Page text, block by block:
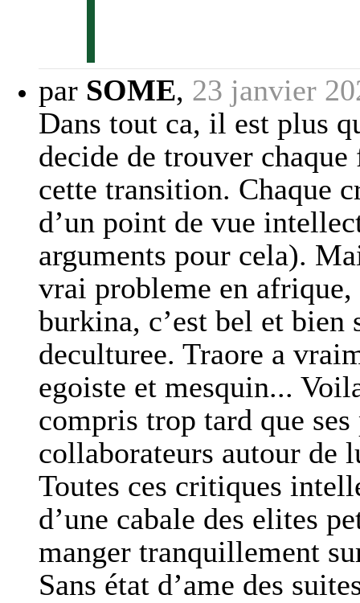
par SOME, 23 janvier
Dans tout ca, il est plus
decide de trouver
cette transition. Chaque
d’un point de vue
arguments pour cela).
vrai probleme en
burkina, c’est bel et
deculturee. Traore a
egoiste et mesquin...
compris trop tard que ses
collaborateurs autour de
Toutes ces critiques
d’une cabale des elites
manger tranquillement
Sans état d’ame des